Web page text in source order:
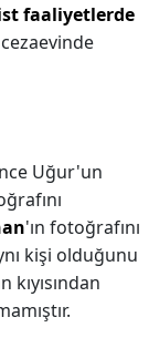
faaliyetlerde
Uğur'un
'ın fotoğrafını
kişi olduğunu